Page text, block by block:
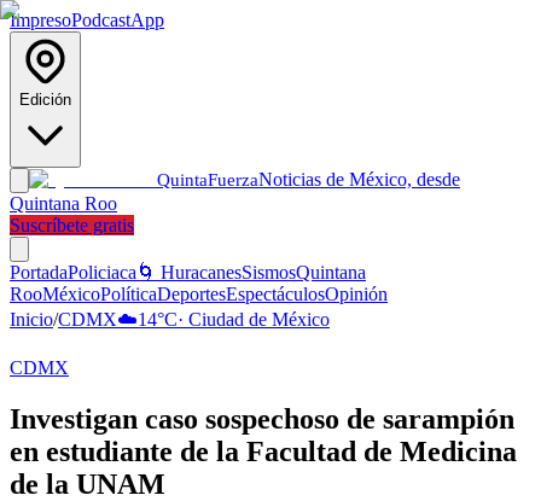
ImpresoPodcastApp
Edición
QuintaFuerzaNoticias de México, desde
Quintana Roo
Suscríbete gratis
PortadaPoliciaca 🌀 HuracanesSismosQuintana
RooMéxicoPolíticaDeportesEspectáculosOpinión
Inicio/CDMX☁️14°C· Ciudad de México
CDMX
Investigan caso sospechoso de sarampión
en estudiante de la Facultad de Medicina
de la UNAM